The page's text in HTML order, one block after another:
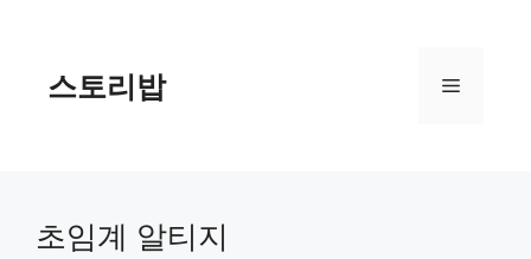
스토리밥 메
초임계 알티지